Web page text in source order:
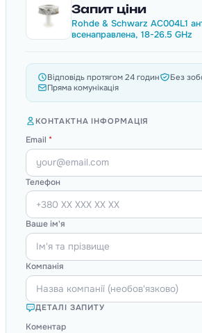
Запит ціни
Rohde & Schwarz AC004L1
всенаправлена, 18-26.5 GHz
Відповідь протягом 24 годин
Без
Пряма комунікація
КОНТАКТНА ІНФОРМАЦІЯ
Email *
Телефон
Ваше ім'я
Компанія
ДЕТАЛІ ЗАПИТУ
Коментар